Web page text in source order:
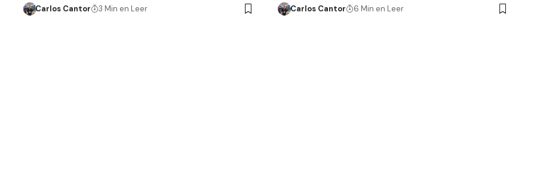
Carlos Cantor 3 Min en Leer Carlos Cantor 6 Min en Leer